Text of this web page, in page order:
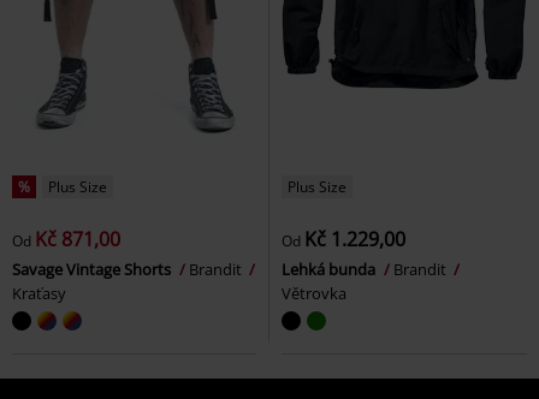
% Plus Size
Od Kč 871,00
Savage Vintage Shorts
Brandit
Kraťasy
Plus Size
Od Kč 1.229,00
Lehká bunda
Brandit
Větrovka